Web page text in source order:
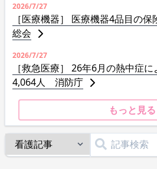
2026/7/27
［医療機器］ 医療機器4品目の
総会
2026/7/27
［救急医療］ 26年6月の熱中症
4,064人 消防庁
もっと見る